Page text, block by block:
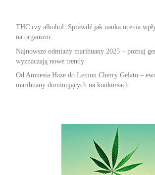
THC czy alkohol: Sprawdź jak nauka ocenia
na organizm
Najnowsze odmiany marihuany 2025 – poznaj
wyznaczają nowe trendy
Od Amnesia Haze do Lemon Cherry Gelato –
marihuany dominujących na konkursach